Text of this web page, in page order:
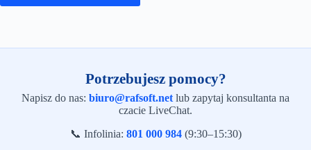
Potrzebujesz pomocy?
Napisz do nas: biuro@rafsoft.net lub zapytaj konsultanta na
czacie LiveChat.
📞 Infolinia: 801 000 984(9:30–15:30)